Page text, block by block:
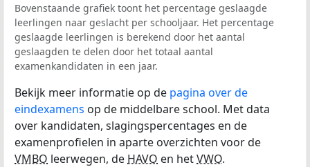
Bovenstaande grafiek toont het percentage geslaagde
leerlingen naar geslacht per schooljaar. Het percentage
geslaagde leerlingen is berekend door het aantal
geslaagden te delen door het totaal aantal
examenkandidaten in een jaar.
Bekijk meer informatie op de pagina over de
eindexamens op de middelbare school. Met data
over kandidaten, slagingspercentages en de
examenprofielen in aparte overzichten voor de
VMBO leerwegen, de HAVO en hetVWO.